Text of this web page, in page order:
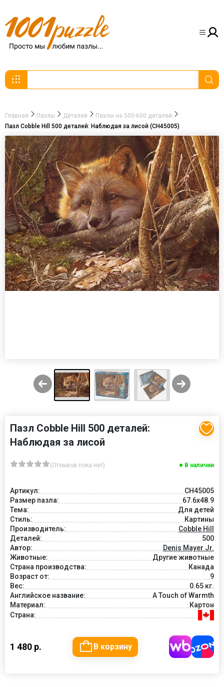
Главная Пазлы Деталей
Пазлы на 500-600 деталей
Пазл Cobble Hill 500 деталей: Наблюдая за лисой (CH45005)
Пазл Cobble Hill 500 деталей:
Наблюдая за лисой
(Отзывов пока нет) В наличии
Артикул:
CH45005
Размер пазла:
67.6x48.9
Тема:
Для детей
Стиль:
Картины
Производитель:
Cobble Hill
Деталей:
500
Автор:
Denis Mayer Jr.
Животные:
Другие животные
Страна производства:
Канада
Возраст от:
9
Вес:
0.65 кг.
Английское название:
A Touch of Warmth
Материал:
Картон
Страна:
1 480 р. В корзину